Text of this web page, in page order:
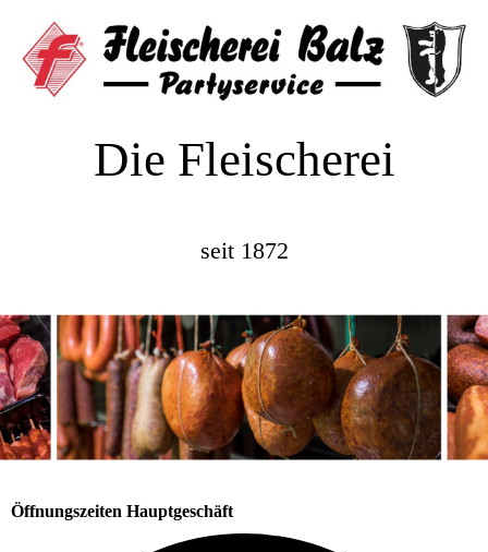
Die Fleischerei
seit 1872
Öffnungszeiten Hauptgeschäft